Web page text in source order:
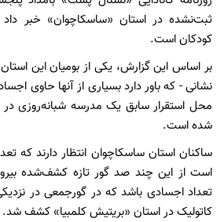
ثبت‌نشده در استان «ساسکاچوان» خبر داد
کودکان است.
بر اساس این گزارش، یکی از بومیان این
نشانی - که باور دارد بسیاری از آنها حاوی
محل استقرار سابق یک مدرسه
شده است.
ساکنان استان ساسکاچوان انتظار دارند که
است از این چند صد گور تازه کشف‌شده
تعداد اجسادی باشد که در گورجمعی در
کاتولیک در استان «بریتیش کلمبیا» کشف شد.